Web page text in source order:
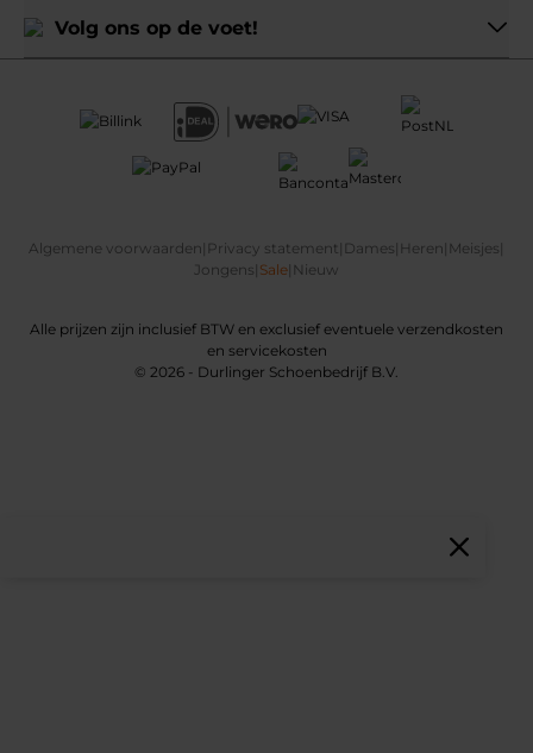
Volg ons op de voet!
Algemene voorwaarden Privacy statement Dames Heren Meisjes
Jongens Sale Nieuw
Alle prijzen zijn inclusief BTW en exclusief eventuele verzendkosten
en servicekosten
© 2026 - Durlinger Schoenbedrijf B.V.